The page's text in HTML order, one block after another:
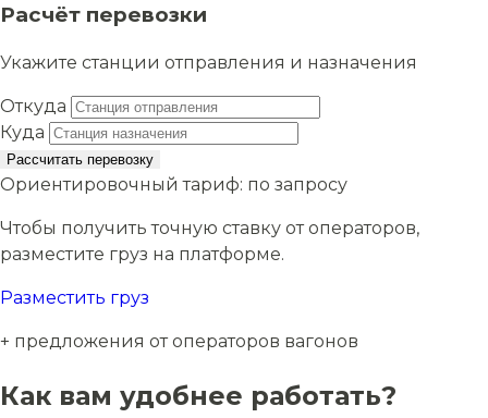
Расчёт перевозки
Укажите станции отправления и назначения
Откуда
Куда
Рассчитать перевозку
Ориентировочный тариф: по запросу
Чтобы получить точную ставку от операторов,
разместите груз на платформе.
Разместить груз
+ предложения от операторов вагонов
Как вам удобнее работать?